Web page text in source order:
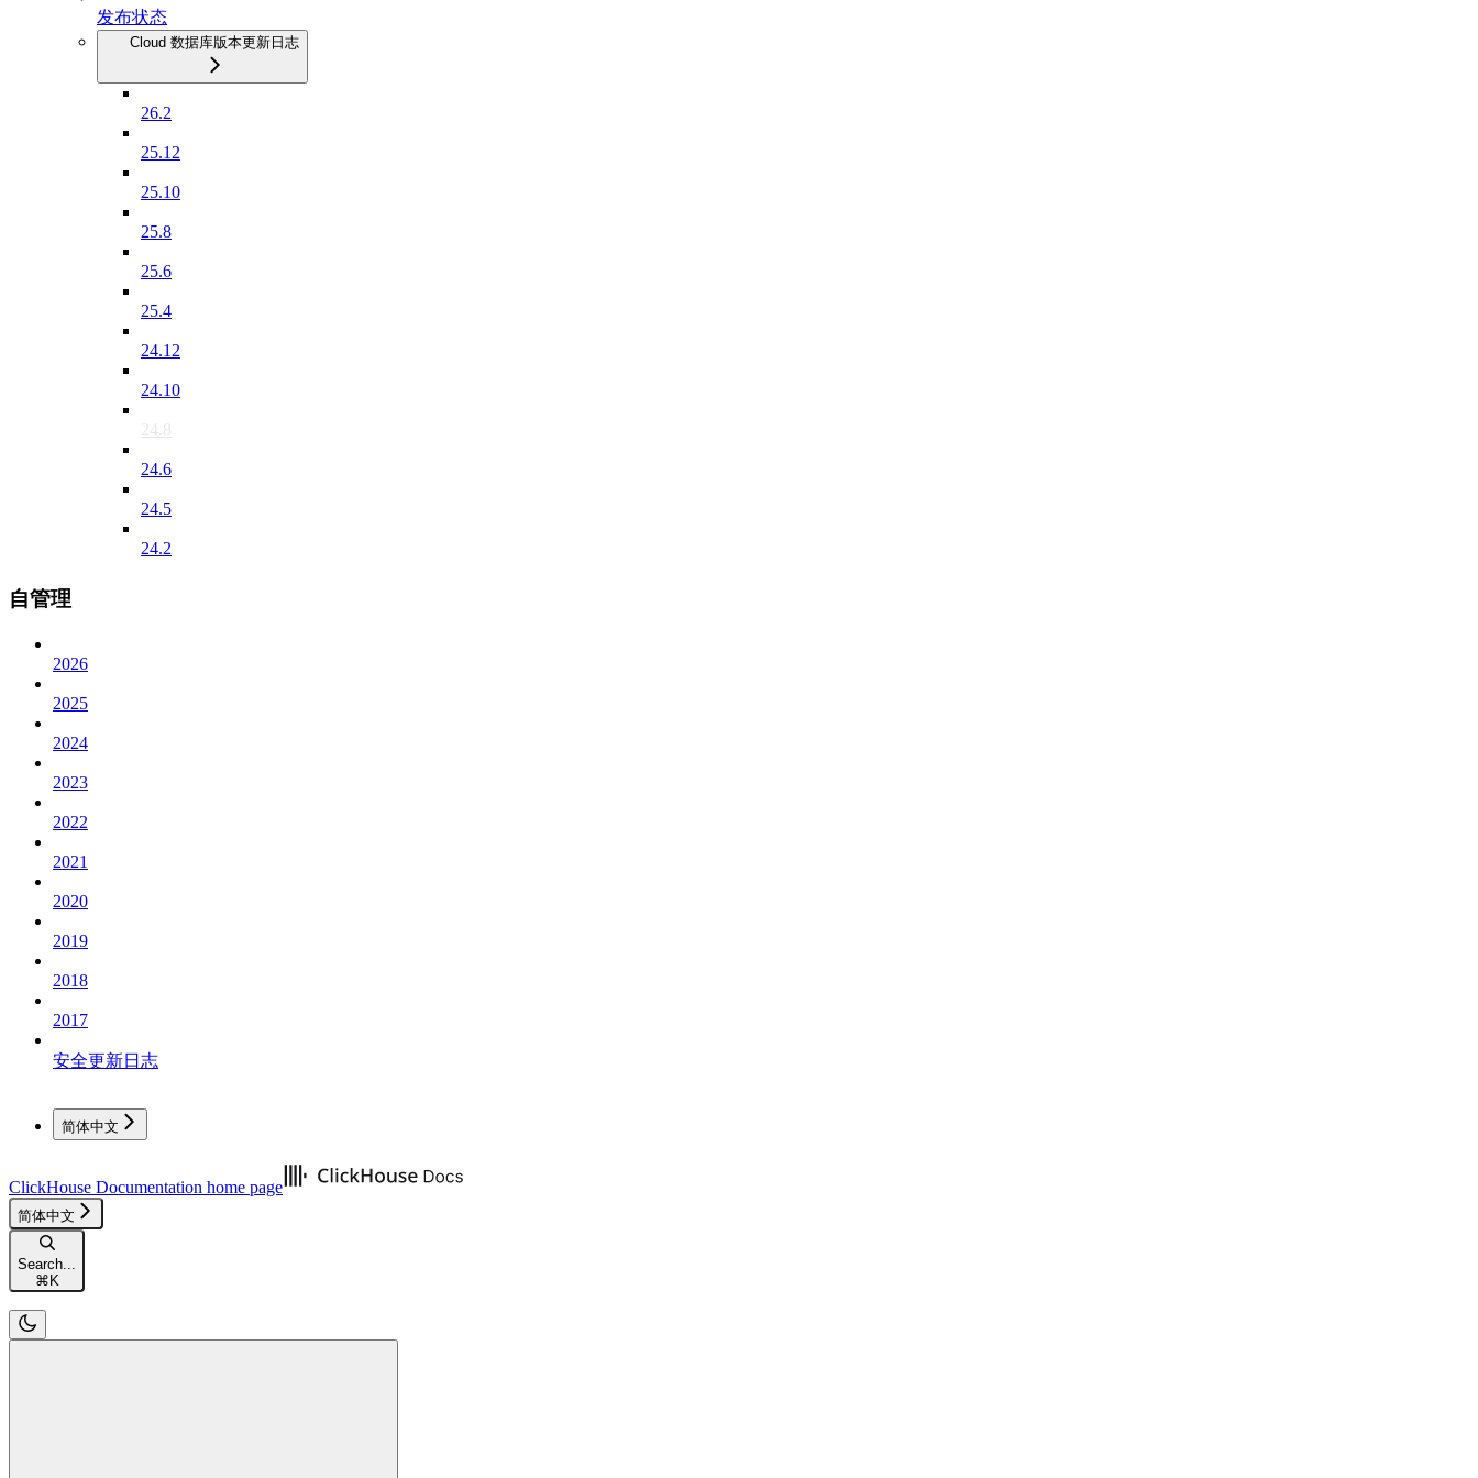
发布状态
Cloud 数据库版本更新日志
26.2
25.12
25.10
25.8
25.6
25.4
24.12
24.10
24.8
24.6
24.5
24.2
自管理
2026
2025
2024
2023
2022
2021
2020
2019
2018
2017
安全更新日志
简体中文
ClickHouse Documentation home page
简体中文
Search...
⌘K